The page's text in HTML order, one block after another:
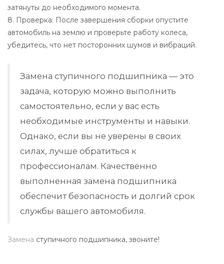
затянуты до необходимого момента.
8. Проверка: После завершения сборки опустите
автомобиль на землю и проверьте работу колеса,
убедитесь, что нет посторонних шумов и вибраций.
Замена ступичного подшипника — это
задача, которую можно выполнить
самостоятельно, если у вас есть
необходимые инструменты и навыки.
Однако, если вы не уверены в своих
силах, лучше обратиться к
профессионалам. Качественно
выполненная замена подшипника
обеспечит безопасность и долгий срок
службы вашего автомобиля.
Замена ступичного подшипника, звоните!